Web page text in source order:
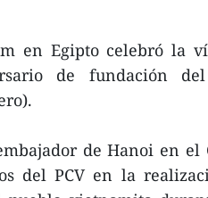
en Egipto celebró la
de fundación
de Hanoi en el
del PCV en la